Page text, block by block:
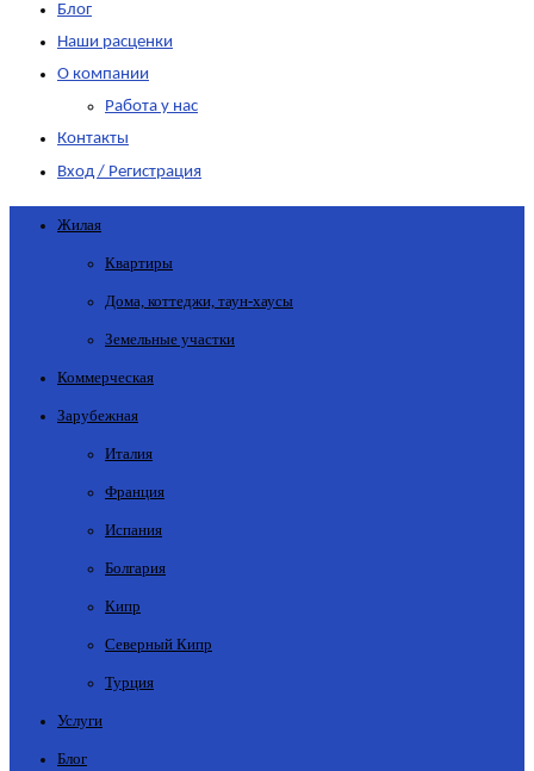
Блог
Наши расценки
О компании
Работа у нас
Контакты
Вход / Регистрация
Жилая
Квартиры
Дома, коттеджи, таун-хаусы
Земельные участки
Коммерческая
Зарубежная
Италия
Франция
Испания
Болгария
Кипр
Северный Кипр
Турция
Услуги
Блог